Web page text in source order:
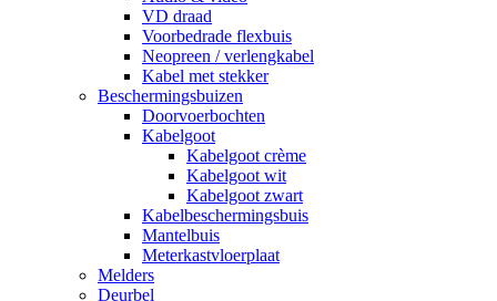
VD draad
Voorbedrade flexbuis
Neopreen / verlengkabel
Kabel met stekker
Beschermingsbuizen
Doorvoerbochten
Kabelgoot
Kabelgoot crème
Kabelgoot wit
Kabelgoot zwart
Kabelbeschermingsbuis
Mantelbuis
Meterkastvloerplaat
Melders
Deurbel